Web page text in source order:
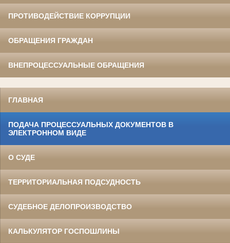
ПРОТИВОДЕЙСТВИЕ КОРРУПЦИИ
ОБРАЩЕНИЯ ГРАЖДАН
ВНЕПРОЦЕССУАЛЬНЫЕ ОБРАЩЕНИЯ
ГЛАВНАЯ
ПОДАЧА ПРОЦЕССУАЛЬНЫХ ДОКУМЕНТОВ В
ЭЛЕКТРОННОМ ВИДЕ
О СУДЕ
ТЕРРИТОРИАЛЬНАЯ ПОДСУДНОСТЬ
СУДЕБНОЕ ДЕЛОПРОИЗВОДСТВО
КАЛЬКУЛЯТОР ГОСПОШЛИНЫ